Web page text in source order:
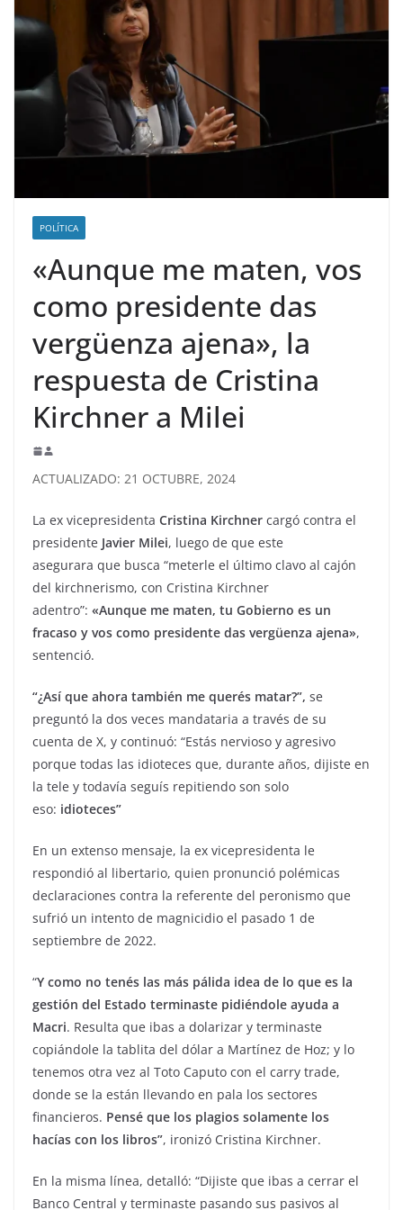
POLÍTICA
«Aunque me maten, vos
como presidente das
vergüenza ajena», la
respuesta de Cristina
Kirchner a Milei
ACTUALIZADO: 21 OCTUBRE, 2024
La ex vicepresidenta Cristina Kirchner cargó contra el
presidente Javier Milei, luego de que este
asegurara que busca “meterle el último clavo al cajón
del kirchnerismo, con Cristina Kirchner
adentro”: «Aunque me maten, tu Gobierno es un
fracaso y vos como presidente das vergüenza ajena»,
sentenció.
“¿Así que ahora también me querés matar?”, se
preguntó la dos veces mandataria a través de su
cuenta de X, y continuó: “Estás nervioso y agresivo
porque todas las idioteces que, durante años, dijiste en
la tele y todavía seguís repitiendo son solo
eso: idioteces”
En un extenso mensaje, la ex vicepresidenta le
respondió al libertario, quien pronunció polémicas
declaraciones contra la referente del peronismo que
sufrió un intento de magnicidio el pasado 1 de
septiembre de 2022.
“Y como no tenés las más pálida idea de lo que es la
gestión del Estado terminaste pidiéndole ayuda a
Macri. Resulta que ibas a dolarizar y terminaste
copiándole la tablita del dólar a Martínez de Hoz; y lo
tenemos otra vez al Toto Caputo con el carry trade,
donde se la están llevando en pala los sectores
financieros. Pensé que los plagios solamente los
hacías con los libros”, ironizó Cristina Kirchner.
En la misma línea, detalló: “Dijiste que ibas a cerrar el
Banco Central y terminaste pasando sus pasivos al